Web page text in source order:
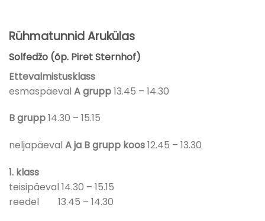
Rühmatunnid Arukülas
Solfedžo (õp. Piret Sternhof)
Ettevalmistusklass
esmaspäeval A grupp13.45 – 14.30
B grupp14.30 – 15.15
neljapäeval A ja B grupp koos12.45 – 13.30
1. klass
teisipäeval 14.30 – 15.15
reedel 13.45 – 14.30